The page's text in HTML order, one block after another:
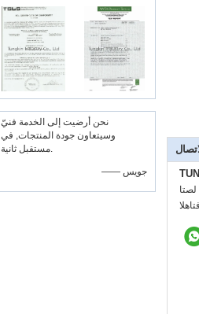
نحن أرضيت إلى الخدمة فنيّ
وسيتعاون جودة المنتجات, في
مستقبل ثانية.
—— جويس
::